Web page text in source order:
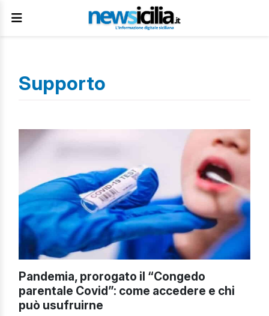
Supporto
Pandemia, prorogato il “Congedo
parentale Covid”: come accedere e chi
può usufruirne